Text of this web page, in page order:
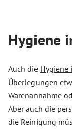
Hygiene
Auch die Hygiene
Überlegungen
Warenannahme
Aber auch die
die Reinigung